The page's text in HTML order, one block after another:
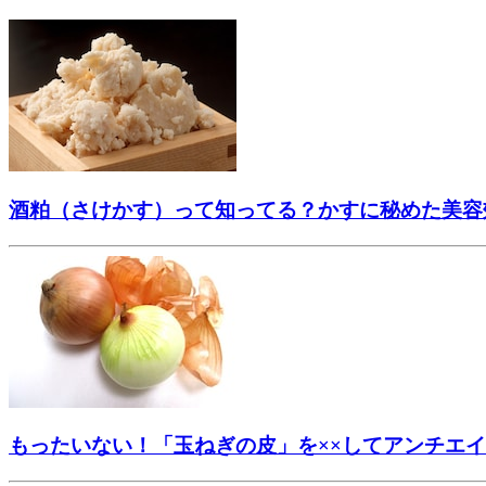
酒粕（さけかす）って知ってる？かすに秘めた美
もったいない！「玉ねぎの皮」を××してアンチエ